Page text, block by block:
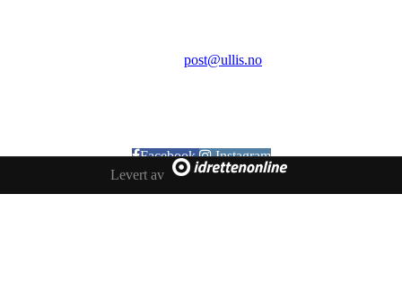
post@ullis.no
Facebook Instagram
Levert av